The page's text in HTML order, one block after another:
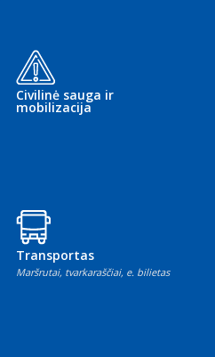
Civilinė sauga ir
mobilizacija
Transportas
Maršrutai, tvarkaraščiai, e. bilietas